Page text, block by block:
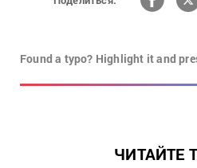
Found a typo? Highlight it and
ЧИТАЙТЕ